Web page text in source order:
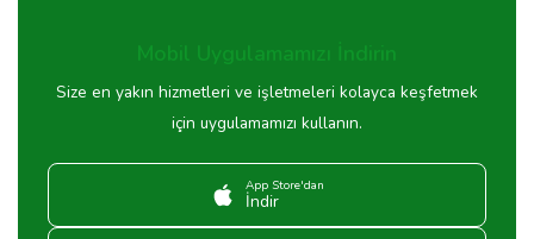
Mobil Uygulamamızı İndirin
Size en yakın hizmetleri ve işletmeleri kolayca keşfetmek
için uygulamamızı kullanın.
App Store'dan
İndir